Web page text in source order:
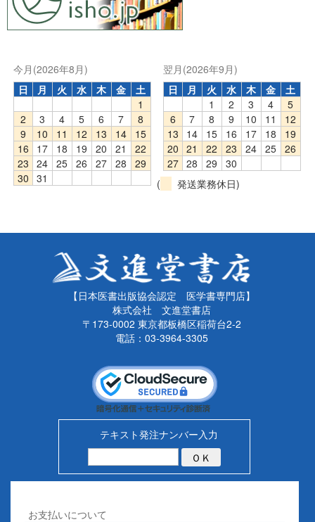
今月(2026年8月)
日
月 火 水 木 金
土
1
2
3 4 5 6 7
8
9
10 11 12 13 14
15
16
17 18 19 20 21
22
23
24 25 26 27 28
29
30
31
翌月(2026年9月)
日
月 火 水 木 金
土
1
2 3 4
5
6
7 8 9 10 11
12
13
14 15 16 17 18
19
20
21 22 23 24 25
26
27 28 29
30
(
発送業務休日)
【日本医書出版協会認定 医学書専門店】
株式会社 文進堂書店
〒173-0002 東京都板橋区稲荷台2-2
電話：03-3964-3305
テキスト発注ナンバー入力
お支払いについて